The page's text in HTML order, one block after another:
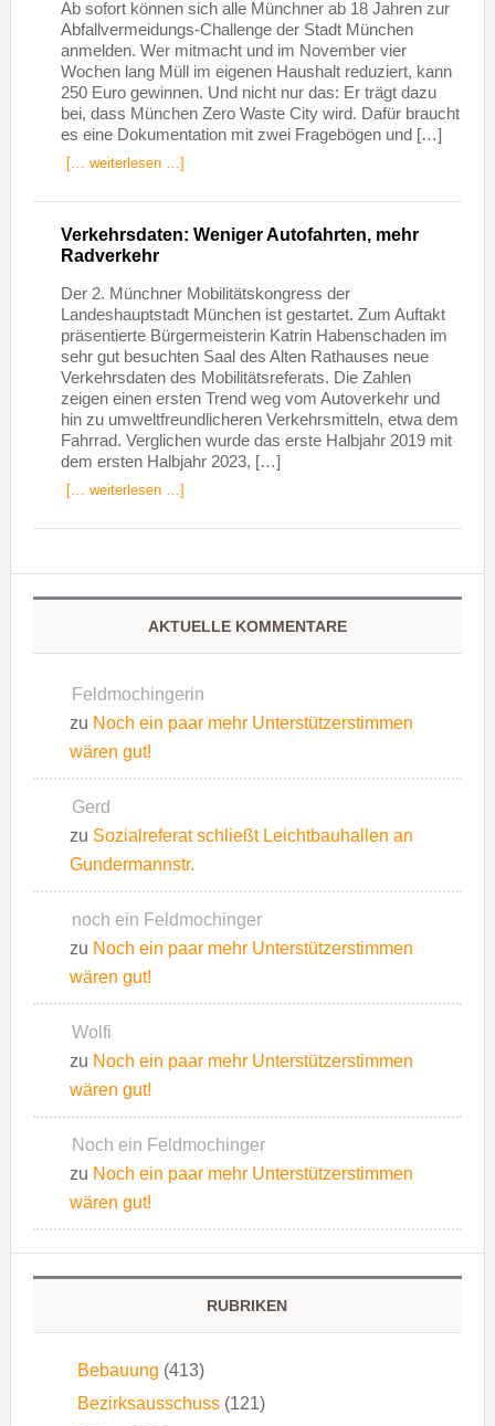
Ab sofort können sich alle Münchner ab 18 Jahren zur
Abfallvermeidungs-Challenge der Stadt München
anmelden. Wer mitmacht und im November vier
Wochen lang Müll im eigenen Haushalt reduziert, kann
250 Euro gewinnen. Und nicht nur das: Er trägt dazu
bei, dass München Zero Waste City wird. Dafür braucht
es eine Dokumentation mit zwei Fragebögen und […]
[… weiterlesen …]
Verkehrsdaten: Weniger Autofahrten, mehr
Radverkehr
Der 2. Münchner Mobilitätskongress der
Landeshauptstadt München ist gestartet. Zum Auftakt
präsentierte Bürgermeisterin Katrin Habenschaden im
sehr gut besuchten Saal des Alten Rathauses neue
Verkehrsdaten des Mobilitätsreferats. Die Zahlen
zeigen einen ersten Trend weg vom Autoverkehr und
hin zu umweltfreundlicheren Verkehrsmitteln, etwa dem
Fahrrad. Verglichen wurde das erste Halbjahr 2019 mit
dem ersten Halbjahr 2023, […]
[… weiterlesen …]
AKTUELLE KOMMENTARE
Feldmochingerin
zu Noch ein paar mehr Unterstützerstimmen
wären gut!
Gerd
zu Sozialreferat schließt Leichtbauhallen an
Gundermannstr.
noch ein Feldmochinger
zu Noch ein paar mehr Unterstützerstimmen
wären gut!
Wolfi
zu Noch ein paar mehr Unterstützerstimmen
wären gut!
Noch ein Feldmochinger
zu Noch ein paar mehr Unterstützerstimmen
wären gut!
RUBRIKEN
Bebauung (413)
Bezirksausschuss(121)